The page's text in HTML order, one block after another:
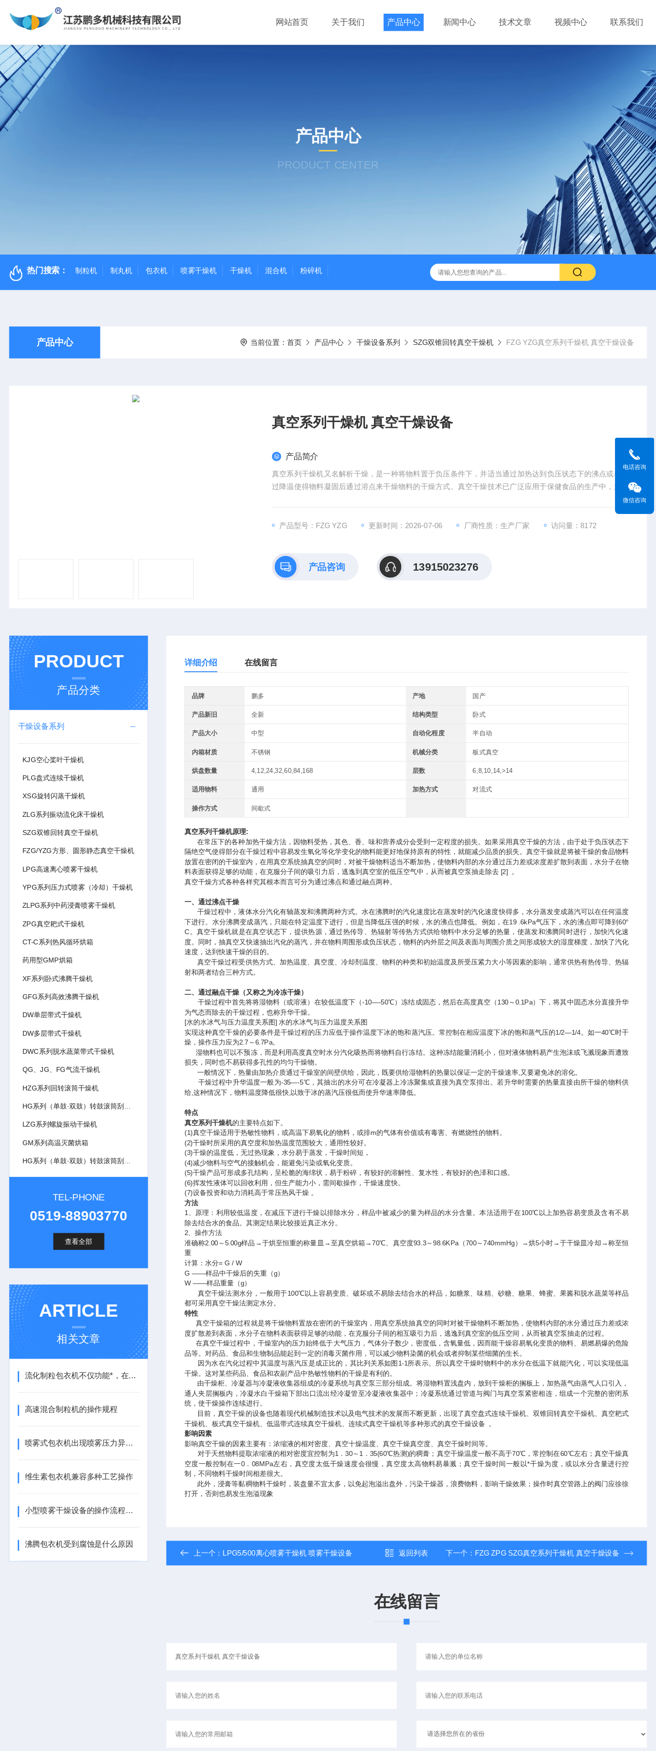
网站首页 关于我们 产品中心 新闻中心 技术文章 视频中心 联系我们
产品中心
PRODUCT CENTER
热门搜索： 制粒机 制丸机 包衣机 喷雾干燥机 干燥机 混合机 粉碎机
产品中心 当前位置： 首页 产品中心 干燥设备系列 SZG双锥回转真空干燥机 FZG YZG真空系列干燥机 真空干燥设备
真空系列干燥机 真空干燥设备
产品简介
真空系列干燥机又名解析干燥，是一种将物料置于负压条件下，并适当通过加热达到负压状态下的沸点或者通
过降温使得物料凝固后通过溶点来干燥物料的干燥方式。真空干燥技术已广泛应用于保健食品的生产中，尤其
是天然产物的提取物干燥，因天然产物中很多功效成分不耐高温而广泛采用真空干燥。真空干燥技术又称减压
产品型号：FZG YZG
更新时间：2026-07-06 厂商性质：生产厂家 访问量：8172
产品咨询 13915023276
PRODUCT
产品分类
干燥设备系列
KJG空心桨叶干燥机
PLG盘式连续干燥机
XSG旋转闪蒸干燥机
ZLG系列振动流化床干燥机
SZG双锥回转真空干燥机
FZG/YZG方形、圆形静态真空干燥机
LPG高速离心喷雾干燥机
YPG系列压力式喷雾（冷却）干燥机
ZLPG系列中药浸膏喷雾干燥机
ZPG真空耙式干燥机
CT-C系列热风循环烘箱
药用型GMP烘箱
XF系列卧式沸腾干燥机
GFG系列高效沸腾干燥机
DW单层带式干燥机
DW多层带式干燥机
DWC系列脱水蔬菜带式干燥机
QG、JG、FG气流干燥机
HZG系列回转滚筒干燥机
LZG系列螺旋振动干燥机
GM系列高温灭菌烘箱
TEL-PHONE
0519-88903770
查看全部
ARTICLE
相关文章
流化制粒包衣机不仅功能*，在操作上也非常便捷
高速混合制粒机的操作规程
喷雾式包衣机出现喷雾压力异常现象的原因
维生素包衣机兼容多种工艺操作
小型喷雾干燥设备的操作流程大致分为以下几个步骤
沸腾包衣机受到腐蚀是什么原因
详细介绍 在线留言
品牌 鹏多 产地 国产
产品新旧 全新 结构类型 卧式
产品大小 中型 自动化程度 半自动
内箱材质 不锈钢 机械分类 板式真空
烘盘数量 4,12,24,32,60,84,168 层数 6,8,10,14,>14
适用物料 通用 加热方式 对流式
操作方式 间歇式
真空系列干燥机原理:
在常压下的各种加热干燥方法，因物料受热，其色、香、味和营养成分会受到一定程度的损失。如果采用真空干燥的方法，由于处于负压状态下
隔绝空气使得部分在干燥过程中容易发生氧化等化学变化的物料能更好地保持原有的特性，就能减少品质的损失。真空干燥就是将被干燥的食品物料
放置在密闭的干燥室内，在用真空系统抽真空的同时，对被干燥物料适当不断加热，使物料内部的水分通过压力差或浓度差扩散到表面，水分子在物
料表面获得足够的动能，在克服分子间的吸引力后，逃逸到真空室的低压空气中，从而被真空泵抽走除去 [2] 。
真空干燥方式各种各样究其根本而言可分为通过沸点和通过融点两种。
一、通过沸点干燥
干燥过程中，液体水分汽化有轴蒸发和沸腾两种方式。水在沸腾时的汽化速度比在蒸发时的汽化速度快得多，水分蒸发变成蒸汽可以在任何温度
下进行。水分沸腾变成蒸汽，只能在特定温度下进行，但是当降低压强的时候，水的沸点也降低。例如，在19 .6kPa气压下，水的沸点即可降到60°
C。真空干燥机就是在真空状态下，提供热源，通过热传导、热辐射等传热方式供给物料中水分足够的热量，使蒸发和沸腾同时进行，加快汽化速
度。同时，抽真空又快速抽出汽化的蒸汽，并在物料周围形成负压状态，物料的内外层之间及表面与周围介质之间形成较大的湿度梯度，加快了汽化
速度，达到快速干燥的目的。
真空干燥过程受供热方式、加热温度、真空度、冷却剂温度、物料的种类和初始温度及所受压紧力大小等因素的影响，通常供热有热传导、热辐
射和两者结合三种方式。
二、通过融点干燥（又称之为冷冻干燥）
干燥过程中首先将将湿物料（或溶液）在较低温度下（-10—-50℃）冻结成固态，然后在高度真空（130～0.1Pa）下，将其中固态水分直接升华
为气态而除去的干燥过程，也称升华干燥。
[水的水冰气与压力温度关系图] 水的水冰气与压力温度关系图
实现这种真空干燥的必要条件是干燥过程的压力应低于操作温度下冰的饱和蒸汽压。常控制在相应温度下冰的饱和蒸气压的1/2—1/4。如一40℃时干
燥，操作压力应为2.7～6.7Pa。
湿物料也可以不预冻，而是利用高度真空时水分汽化吸热而将物料自行冻结。这种冻结能量消耗小，但对液体物料易产生泡沫或飞溅现象而遭致
损失，同时也不易获得多孔性的均匀干燥物。
一般情况下，热量由加热介质通过干燥室的间壁供给，因此，既要供给湿物料的热量以保证一定的干燥速率,又要避免冰的溶化。
干燥过程中升华温度一般为-35—-5℃，其抽出的水分可在冷凝器上冷冻聚集或直接为真空泵排出。若升华时需要的热量直接由所干燥的物料供
给,这种情况下，物料温度降低很快,以致于冰的蒸汽压很低而使升华速率降低。
特点
真空系列干燥机的主要特点如下。
(1)真空干燥适用于热敏性物料，或高温下易氧化的物料，或排m的气体有价值或有毒害、有燃烧性的物料。
(2)干燥时所采用的真空度和加热温度范围较大，通用性较好。
(3)干燥的温度低，无过热现象，水分易于蒸发，干燥时间短，
(4)减少物料与空气的接触机会，能避免污染或氧化变质。
(5)干燥产品可形成多孔结构，呈松脆的海绵状，易于粉碎，有较好的溶解性、复水性，有较好的色泽和口感。
(6)挥发性液体可以回收利用，但生产能力小，需间歇操作，干燥速度快。
(7)设备投资和动力消耗高于常压热风干燥 。
方法
1、原理：利用较低温度，在减压下进行干燥以排除水分，样品中被减少的量为样品的水分含量。本法适用于在100℃以上加热容易变质及含有不易
除去结合水的食品。其测定结果比较接近真正水分。
2、操作方法
准确称2.00～5.00g样品→于烘至恒重的称量皿→至真空烘箱→70℃、真空度93.3～98.6KPa（700～740mmHg）→烘5小时→于干燥皿冷却→称至恒
重
计算：水分= G / W
G ——样品中干燥后的失重（g）
W ——样品重量（g）
真空干燥法测水分，一般用于100℃以上容易变质、破坏或不易除去结合水的样品，如糖浆、味精、砂糖、糖果、蜂蜜、果酱和脱水蔬菜等样品
都可采用真空干燥法测定水分。
特性
真空干燥箱的过程就是将干燥物料置放在密闭的干燥室内，用真空系统抽真空的同时对被干燥物料不断加热，使物料内部的水分通过压力差或浓
度扩散差到表面，水分子在物料表面获得足够的动能，在克服分子间的相互吸引力后，逃逸到真空室的低压空间，从而被真空泵抽走的过程。
在真空干燥过程中，干燥室内的压力始终低于大气压力，气体分子数少，密度低，含氧量低，因而能干燥容易氧化变质的物料、易燃易爆的危险
品等。对药品、食品和生物制品能起到一定的消毒灭菌作用，可以减少物料染菌的机会或者抑制某些细菌的生长。
因为水在汽化过程中其温度与蒸汽压是成正比的，其比列关系如图1-1所表示。所以真空干燥时物料中的水分在低温下就能汽化，可以实现低温
干燥。这对某些药品、食品和农副产品中热敏性物料的干燥是有利的。
由干燥柜、冷凝器与冷凝液收集器组成的冷凝系统与真空泵三部分组成。将湿物料置浅盘内，放到干燥柜的搁板上，加热蒸气由蒸气人口引入，
通人夹层搁板内，冷凝水白干燥箱下部出口流出经冷凝管至冷凝液收集器中；冷凝系统通过管道与阀门与真空泵紧密相连，组成一个完整的密闭系
统，使干燥操作连续进行。
目前，真空干燥的设备也随着现代机械制造技术以及电气技术的发展而不断更新，出现了真空盘式连续干燥机、双锥回转真空干燥机、真空耙式
干燥机、板式真空干燥机、低温带式连续真空干燥机、连续式真空干燥机等多种形式的真空干燥设备 。
影响因素
影响真空干燥的因素主要有：浓缩液的相对密度、真空十燥温度、真空干燥真空度、真空干燥时间等。
对于天然物料提取浓缩液的相对密度宜控制为1．30～1．35(60℃热测)的稠膏；真空干燥温度一般不高于70℃，常控制在60℃左右；真空干燥真
空度一般控制在一0．08MPa左右，真空度太低干燥速度会很慢，真空度太高物料易暴溅；真空干燥时间一般以*干燥为度，或以水分含量进行控
制，不同物料干燥时间相差很大。
此外，浸膏等黏稠物料干燥时，装盘量不宜太多，以免起泡溢出盘外，污染干燥器，浪费物料，影响干燥效果；操作时真空管路上的阀门应徐徐
打开，否则也易发生泡溢现象
上一个： LPG5/500离心喷雾干燥机 喷雾干燥设备 返回列表 下一个： FZG ZPG SZG真空系列干燥机 真空干燥设备
在线留言
电话咨询
微信咨询